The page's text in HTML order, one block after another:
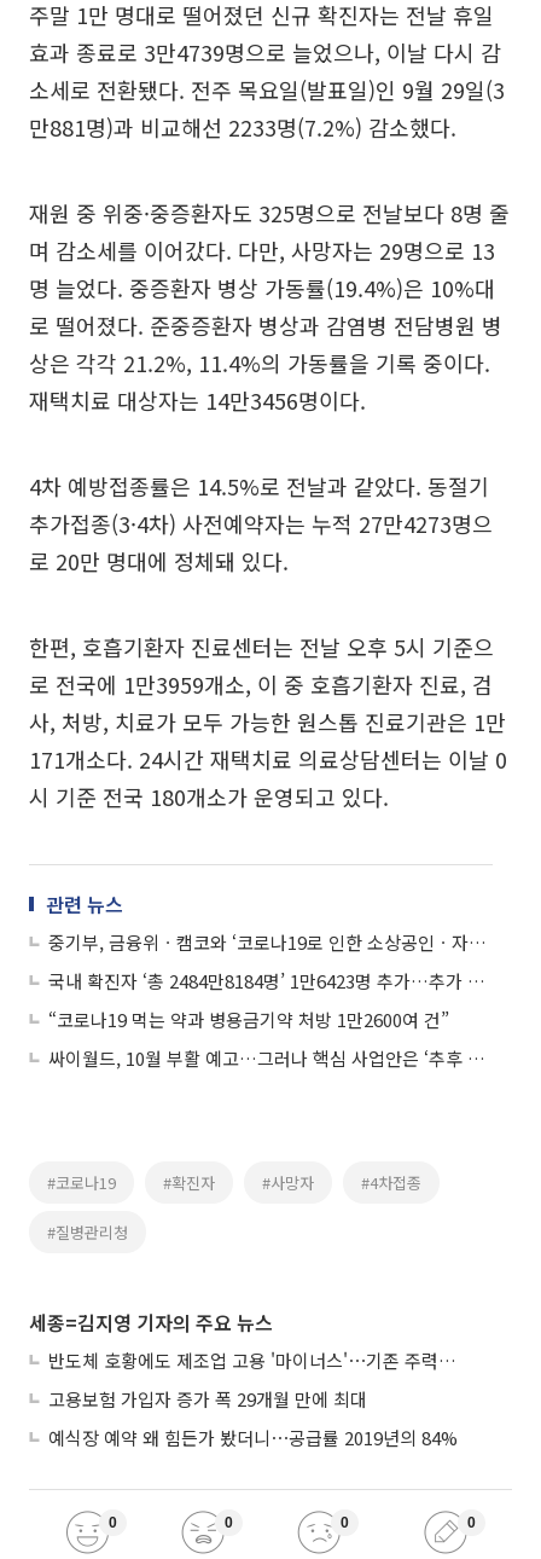
주말 1만 명대로 떨어졌던 신규 확진자는 전날 휴일
효과 종료로 3만4739명으로 늘었으나, 이날 다시 감
소세로 전환됐다. 전주 목요일(발표일)인 9월 29일(3
만881명)과 비교해선 2233명(7.2%) 감소했다.
재원 중 위중·중증환자도 325명으로 전날보다 8명 줄
며 감소세를 이어갔다. 다만, 사망자는 29명으로 13
명 늘었다. 중증환자 병상 가동률(19.4%)은 10%대
로 떨어졌다. 준중증환자 병상과 감염병 전담병원 병
상은 각각 21.2%, 11.4%의 가동률을 기록 중이다.
재택치료 대상자는 14만3456명이다.
4차 예방접종률은 14.5%로 전날과 같았다. 동절기
추가접종(3·4차) 사전예약자는 누적 27만4273명으
로 20만 명대에 정체돼 있다.
한편, 호흡기환자 진료센터는 전날 오후 5시 기준으
로 전국에 1만3959개소, 이 중 호흡기환자 진료, 검
사, 처방, 치료가 모두 가능한 원스톱 진료기관은 1만
171개소다. 24시간 재택치료 의료상담센터는 이날 0
시 기준 전국 180개소가 운영되고 있다.
관련 뉴스
중기부, 금융위ㆍ캠코와 ‘코로나19로 인한 소상공인ㆍ자영업자 채무 조정’ 나선다
국내 확진자 ‘총 2484만8184명’ 1만6423명 추가…추가 사망자 19명- 10월 4일 0시
“코로나19 먹는 약과 병용금기약 처방 1만2600여 건”
싸이월드, 10월 부활 예고…그러나 핵심 사업안은 ‘추후 공개’
#코로나19 #확진자 #사망자 #4차접종
#질병관리청
세종=김지영 기자의 주요 뉴스
반도체 호황에도 제조업 고용 '마이너스'⋯기존 주력산업 부진에 발복
고용보험 가입자 증가 폭 29개월 만에 최대
예식장 예약 왜 힘든가 봤더니⋯공급률 2019년의 84%
0 0 0 0